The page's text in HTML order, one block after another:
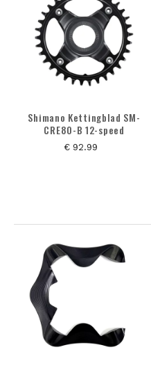
Shimano Kettingblad SM-
CRE80-B 12-speed
€ 92.99